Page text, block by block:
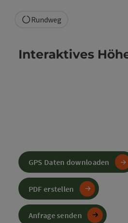
Rundweg
Interaktives
GPS Daten downloaden
PDF erstellen
Anfrage senden